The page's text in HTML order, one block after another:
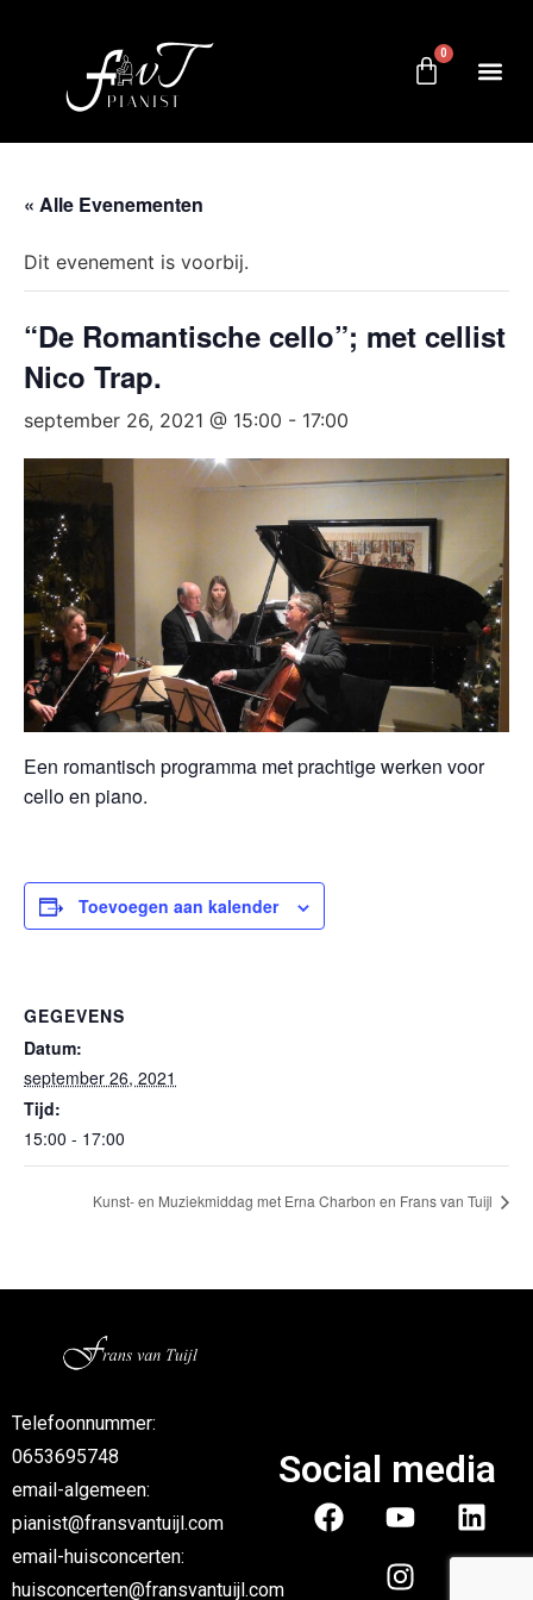
0
« Alle Evenementen
Dit evenement is voorbij.
“De Romantische cello”; met cellist
Nico Trap.
september 26, 2021 @ 15:00 - 17:00
Een romantisch programma met prachtige werken voor
cello en piano.
Toevoegen aan kalender
GEGEVENS
Datum:
september 26, 2021
Tijd:
15:00 - 17:00
Kunst- en Muziekmiddag met Erna Charbon en Frans van Tuijl
Telefoonnummer:
0653695748
email-algemeen:
pianist@fransvantuijl.com
email-huisconcerten:
huisconcerten@fransvantuijl.com
Social media